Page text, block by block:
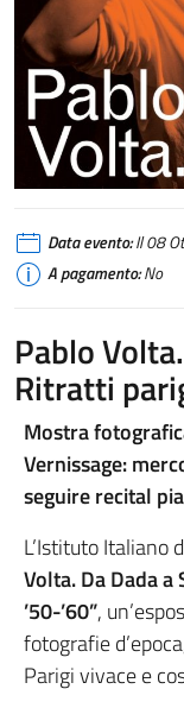
Data evento:Il 08
A pagamento:No
Pablo
Ritratti
Mostra
Vernissage:
seguire recital
L’Istituto Italiano
Volta. Da Dada
’50-’60”,
fotografie
Parigi vivace e